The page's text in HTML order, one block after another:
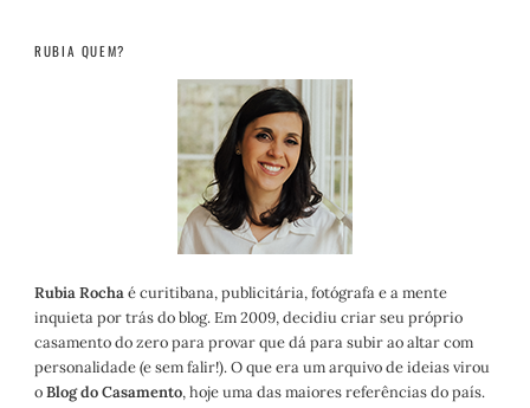
RUBIA QUEM?
Rubia Rochaé curitibana, publicitária, fotógrafa e a mente
inquieta por trás do blog. Em 2009, decidiu criar seu próprio
casamento do zero para provar que dá para subir ao altar com
personalidade (e sem falir!). O que era um arquivo de ideias virou
oBlog do Casamento, hoje uma das maiores referências do país.